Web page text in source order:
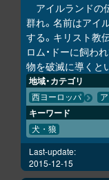
アイルランドの
群れ。名前はアイ
する。キリスト教
ロム・ドーに飼わ
物を破滅に導くと
地域・カテゴリ
西ヨーロッパ
キーワード
犬・狼
Last-update:
2015-12-15